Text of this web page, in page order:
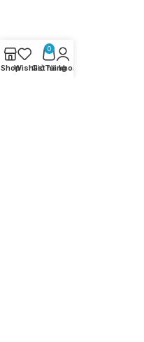
ShopWishlist
0
Giỏ hàng
Tài khoản